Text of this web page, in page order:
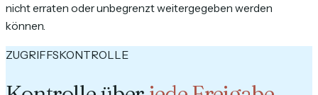
nicht erraten oder unbegrenzt weitergegeben werden
können.
ZUGRIFFSKONTROLLE